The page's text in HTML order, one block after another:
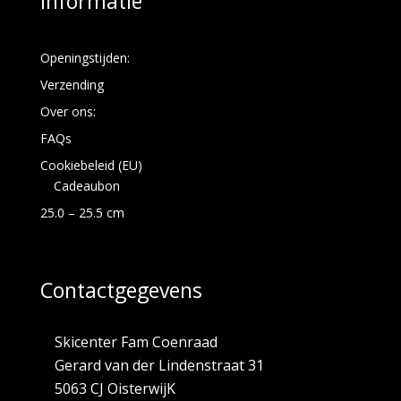
Openingstijden:
Verzending
Over ons:
FAQs
Cookiebeleid (EU)
Cadeaubon
25.0 – 25.5 cm
Contactgegevens
Skicenter Fam Coenraad
Gerard van der Lindenstraat 31
5063 CJ OisterwijK